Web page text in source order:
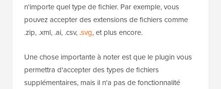
n'importe quel type de fichier. Par exemple, vous
pouvez accepter des extensions de fichiers comme
.zip, .xml, .ai, .csv, .svg, et plus encore.
Une chose importante à noter est que le plugin vous
permettra d'accepter des types de fichiers
supplémentaires, mais il n'a pas de fonctionnalité